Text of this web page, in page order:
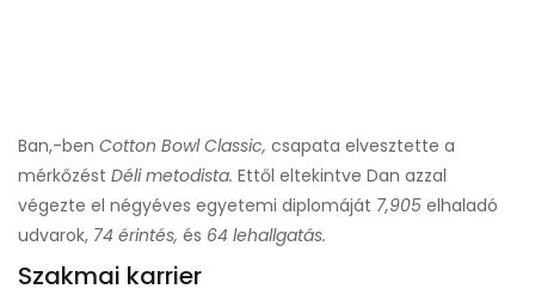
Ban,-ben Cotton Bowl Classic, csapata elvesztette a
mérkőzést Déli metodista. Ettől eltekintve Dan azzal
végezte el négyéves egyetemi diplomáját 7,905 elhaladó
udvarok, 74 érintés, és 64 lehallgatás.
Szakmai karrier